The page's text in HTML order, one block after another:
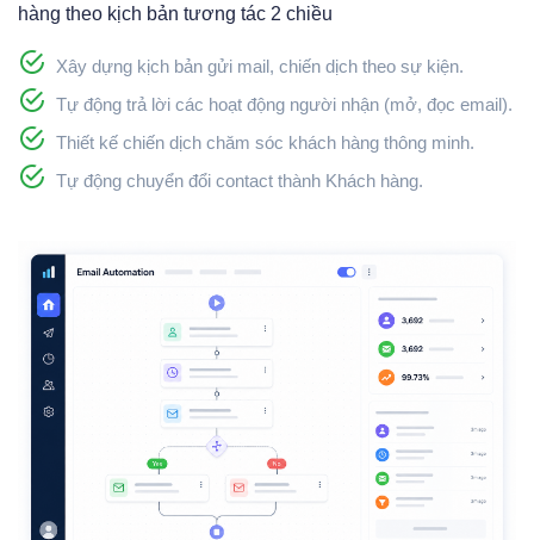
hàng theo kịch bản tương tác 2 chiều
Xây dựng kịch bản gửi mail, chiến dịch theo sự kiện.
Tự động trả lời các hoạt động người nhận (mở, đọc email).
Thiết kế chiến dịch chăm sóc khách hàng thông minh.
Tự động chuyển đổi contact thành Khách hàng.